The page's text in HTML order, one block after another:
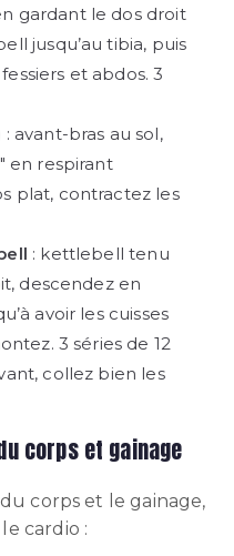
gardant le dos droit
jusqu’au tibia, puis
et abdos. 3
: avant-bras au sol,
en respirant
plat, contractez les
: kettlebell tenu
descendez en
avoir les cuisses
3 séries de 12
collez bien les
corps et gainage
corps et le gainage,
cardio :